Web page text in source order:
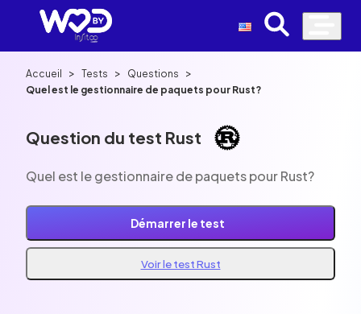
Accueil > Tests > Questions >
Quel est le gestionnaire de paquets pour Rust?
Question du test Rust
Quel est le gestionnaire de paquets pour Rust?
Démarrer le test
Voir le test Rust